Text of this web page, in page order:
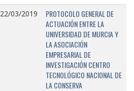
22/03/2019
PROTOCOLO GENERAL DE
ACTUACIÓN ENTRE LA
UNIVERSIDAD DE MURCIA Y
LA ASOCIACIÓN
EMPRESARIAL DE
INVESTIGACIÓN CENTRO
TECNOLÓGICO NACIONAL DE
LA CONSERVA